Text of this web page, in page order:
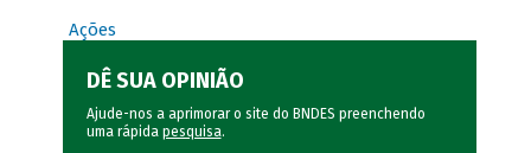
Ações
DÊ SUA OPINIÃO
Ajude-nos a aprimorar o site do BNDES preenchendo
uma rápida pesquisa.